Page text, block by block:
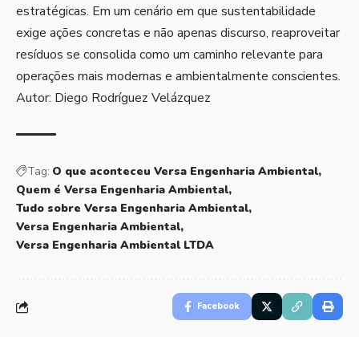
estratégicas. Em um cenário em que sustentabilidade
exige ações concretas e não apenas discurso, reaproveitar
resíduos se consolida como um caminho relevante para
operações mais modernas e ambientalmente conscientes.
Autor: Diego Rodríguez Velázquez
Tag: O que aconteceu Versa Engenharia Ambiental
Quem é Versa Engenharia Ambiental
Tudo sobre Versa Engenharia Ambiental
Versa Engenharia Ambiental
Versa Engenharia Ambiental LTDA
Facebook